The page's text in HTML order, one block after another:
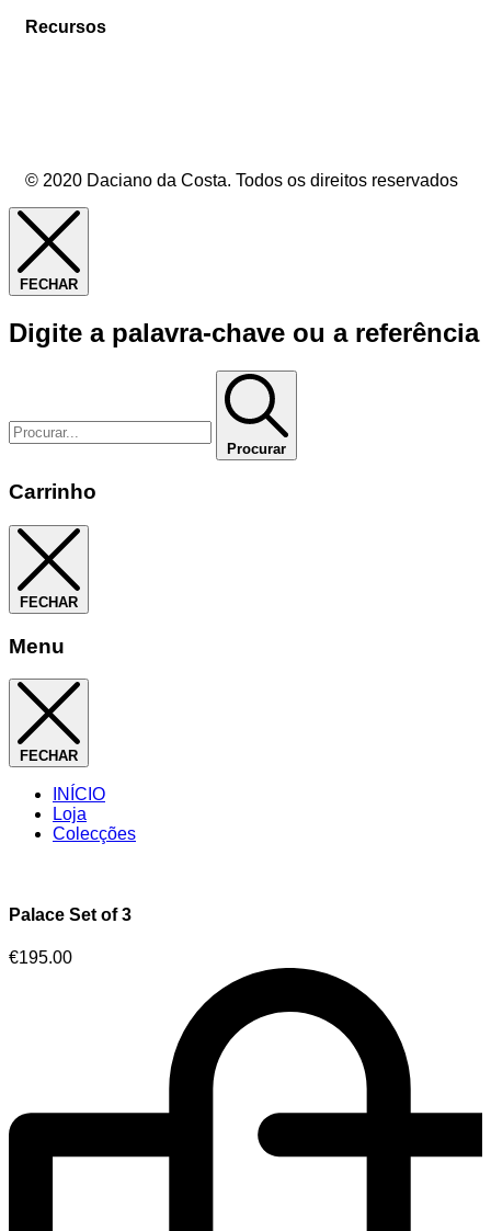
Recursos
© 2020 Daciano da Costa. Todos os direitos reservados
FECHAR
Digite a palavra-chave ou a referência
Procurar
Carrinho
FECHAR
Menu
FECHAR
INÍCIO
Loja
Colecções
Palace Set of 3
€195.00